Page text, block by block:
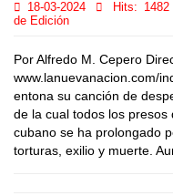
18-03-2024 Hits: 1482
de Edición
Por Alfredo M. Cepero
www.lanuevanacion.com/
entona su canción de
de la cual todos los
cubano se ha prolongado
torturas, exilio y muerte.